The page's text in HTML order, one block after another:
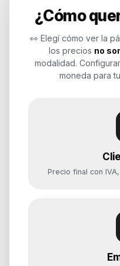
¿Cómo
👀 Elegí cómo ver la
los precios no
modalidad.
moneda para
Precio final con
Soluciones